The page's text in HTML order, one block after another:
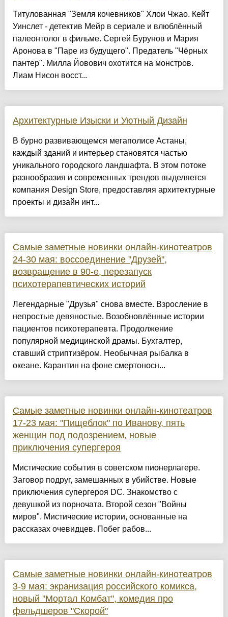
Титулованная "Земля кочевников" Хлои Чжао. Кейт
Уинслет - детектив Мейр в сериале и влюблённый
палеонтолог в фильме. Сергей Бурунов и Мария
Аронова в "Паре из будущего". Предатель "Чёрных
пантер". Милла Йовович охотится на монстров.
Лиам Нисон восст...
Архитектурные Изыски и Уютный Дизайн
​В бурно развивающемся мегаполисе Астаны,
каждый зданий и интерьер становятся частью
уникального городского ландшафта. В этом потоке
разнообразия и современных трендов выделяется
компания Design Store, предоставляя архитектурные
проекты и дизайн инт...
Самые заметные новинки онлайн-кинотеатров
24-30 мая: воссоединение "Друзей",
возвращение в 90-е, перезапуск
психотерапевтических историй
Легендарные "Друзья" снова вместе. Взросление в
непростые девяностые. Возобновлённые истории
пациентов психотерапевта. Продолжение
популярной медицинской драмы. Бухгалтер,
ставший стриптизёром. Необычная рыбалка в
океане. Карантин на фоне смертоносн...
Самые заметные новинки онлайн-кинотеатров
17-23 мая: "Пищеблок" по Иванову, пять
женщин под подозрением, новые
приключения супергероя
Мистические события в советском пионерлагере.
Заговор подруг, замешанных в убийстве. Новые
приключения супергероя DC. Знакомство с
девушкой из порночата. Второй сезон "Войны
миров". Мистические истории, основанные на
рассказах очевидцев. Побег рабов...
Самые заметные новинки онлайн-кинотеатров
3-9 мая: экранизация российского комикса,
новый "Мортал Комбат", комедия про
фельдшеров "Скорой"